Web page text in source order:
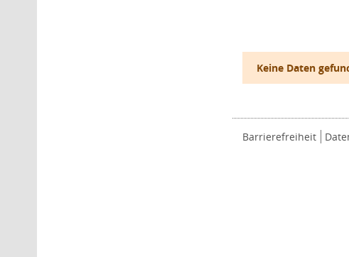
Keine Daten
Barrierefreiheit